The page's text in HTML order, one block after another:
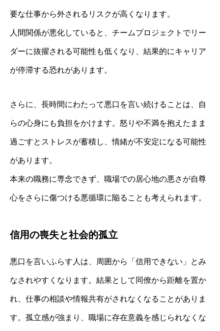
要な仕事から外されるリスクが高くなります。
人間関係が悪化していると、チームプロジェクトでリー
ダーに抜擢される可能性も低くなり、結果的にキャリア
が停滞する恐れがあります。
さらに、長時間にわたって悪口を言い続けることは、自
らの心身にも負担をかけます。怒りや不満を抱えたまま
過ごすとストレスが蓄積し、情緒が不安定になる可能性
があります。
本来の職務に専念できず、職場での居心地の悪さが自尊
心をさらに傷つける悪循環に陥ることも考えられます。
信用の喪失と社会的孤立
悪口を言いふらす人は、周囲から「信用できない」とみ
なされやすくなります。結果として同僚から距離を置か
れ、仕事の相談や情報共有がされなくなることがありま
す。孤立感が強まり、職場に存在意義を感じられなくな